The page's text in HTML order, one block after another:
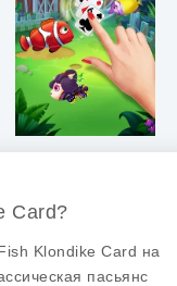
Card?
Klondike Card на
пасьянс